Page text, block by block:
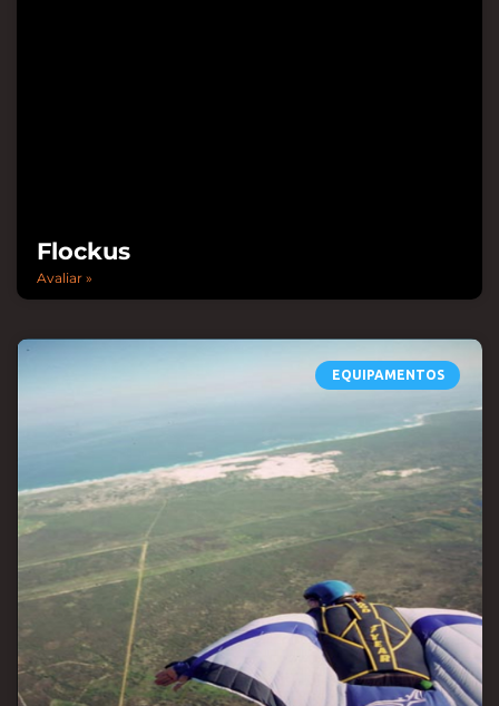
Flockus
Avaliar »
EQUIPAMENTOS